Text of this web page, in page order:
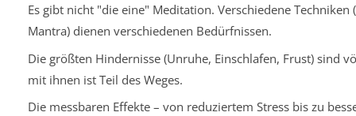
Es gibt nicht "die eine" Meditation. Verschiedene Techniken
Mantra) dienen verschiedenen Bedürfnissen.
Die größten Hindernisse (Unruhe, Einschlafen, Frust) sind
mit ihnen ist Teil des Weges.
Die messbaren Effekte – von reduziertem Stress bis zu